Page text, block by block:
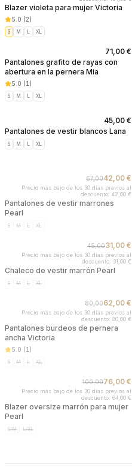
Blazer violeta para mujer Victoria
5.0 (2)
S M L XL
71,00 €
Pantalones grafito de rayas con
abertura en la pernera Mia
5.0 (1 )
S M L XL
45,00 €
Pantalones de vestir blancos Lana
S M L XL
67,0042,00 €
Precio más bajo de los 30 días previos al
descuento: 42,00 €
Pantalones de vestir marrones
Pearl
S M L XL
45,0031,00 €
Precio más bajo de los 30 días previos al
descuento: 31,00 €
Chaleco de vestir marrón Pearl
S M L XL
80,0062,00 €
Precio más bajo de los 30 días previos al
descuento: 80,00 €
Pantalones burdeos de pernera
ancha Victoria
5.0 (1 )
S M L XL
100,0076,00 €
Precio más bajo de los 30 días previos al
descuento: 64,00 €
Blazer oversize marrón para mujer
Pearl
S/M L/XL